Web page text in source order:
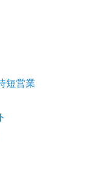
短営業